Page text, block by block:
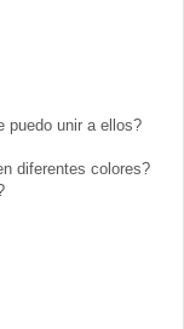
puedo unir a ellos?
diferentes colores?